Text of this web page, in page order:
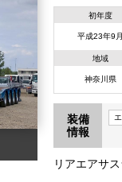
初年度
平成23年9月
地域
神奈川県
装備
情報
リアエアサ